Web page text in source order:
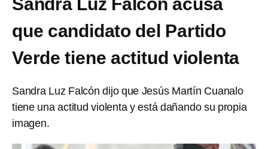
que candidato del Partido
Verde tiene actitud violenta
Sandra Luz Falcón dijo que Jesús Martín Cuanalo
tiene una actitud violenta y está dañando su propia
imagen.